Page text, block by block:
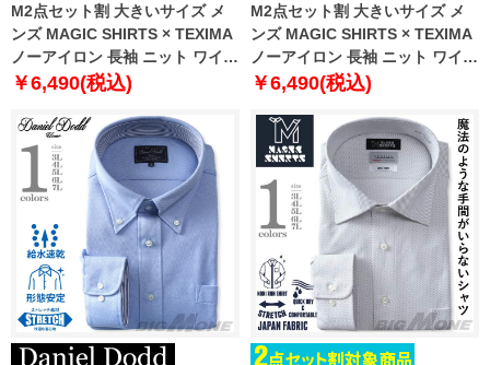
M2点セット割 大きいサイズ メ
ンズ MAGIC SHIRTS × TEXIMA
ノーアイロン 長袖 ニット ワイシ
ャツ セミワイド 吸水速乾 ストレ
239024sw
￥6,490(税込)
M2点セット割 大きいサイズ メ
ンズ MAGIC SHIRTS × TEXIMA
ノーアイロン 長袖 ニット ワイシ
ャツ ワイドカラー 吸水速乾 スト
239005sw
￥6,490(税込)